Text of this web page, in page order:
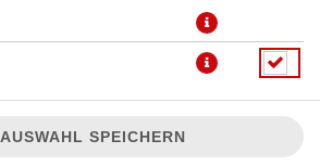
AUSWAHL SPEICHERN